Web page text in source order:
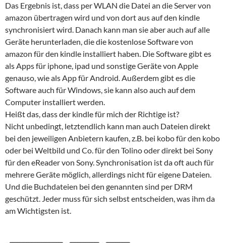
Das Ergebnis ist, dass per WLAN die Datei an die Server von
amazon übertragen wird und von dort aus auf den kindle
synchronisiert wird. Danach kann man sie aber auch auf alle
Geräte herunterladen, die die kostenlose Software von
amazon für den kindle installiert haben. Die Software gibt es
als Apps für iphone, ipad und sonstige Geräte von Apple
genauso, wie als App für Android. Außerdem gibt es die
Software auch für Windows, sie kann also auch auf dem
Computer installiert werden.
Heißt das, dass der kindle für mich der Richtige ist?
Nicht unbedingt, letztendlich kann man auch Dateien direkt
bei den jeweiligen Anbietern kaufen, z.B. bei kobo für den kobo
oder bei Weltbild und Co. für den Tolino oder direkt bei Sony
für den eReader von Sony. Synchronisation ist da oft auch für
mehrere Geräte möglich, allerdings nicht für eigene Dateien.
Und die Buchdateien bei den genannten sind per DRM
geschützt. Jeder muss für sich selbst entscheiden, was ihm da
am Wichtigsten ist.